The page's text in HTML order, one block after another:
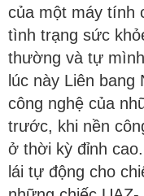
của một máy tính
tình trạng sức
thường và tự
lúc này Liên bang
công nghệ của
trước, khi nền
ở thời kỳ đỉnh
lái tự động cho